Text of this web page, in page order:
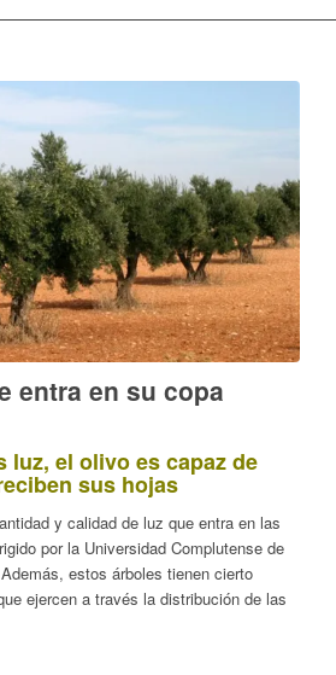
entra en su copa
luz, el olivo es capaz de
sus hojas
y calidad de luz que entra en las
por la Universidad Complutense de
estos árboles tienen cierto
ejercen a través la distribución de las